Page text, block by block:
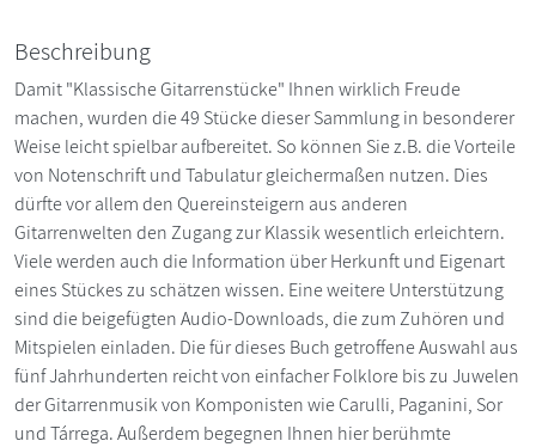
Beschreibung
Damit "Klassische Gitarrenstücke" Ihnen wirklich Freude
machen, wurden die 49 Stücke dieser Sammlung in besonderer
Weise leicht spielbar aufbereitet. So können Sie z.B. die Vorteile
von Notenschrift und Tabulatur gleichermaßen nutzen. Dies
dürfte vor allem den Quereinsteigern aus anderen
Gitarrenwelten den Zugang zur Klassik wesentlich erleichtern.
Viele werden auch die Information über Herkunft und Eigenart
eines Stückes zu schätzen wissen. Eine weitere Unterstützung
sind die beigefügten Audio-Downloads, die zum Zuhören und
Mitspielen einladen. Die für dieses Buch getroffene Auswahl aus
fünf Jahrhunderten reicht von einfacher Folklore bis zu Juwelen
der Gitarrenmusik von Komponisten wie Carulli, Paganini, Sor
und Tárrega. Außerdem begegnen Ihnen hier berühmte